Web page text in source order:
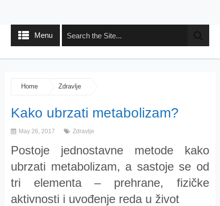
Menu
Home Zdravlje
Kako ubrzati metabolizam?
May 26, 2017 Zdravlje
Postoje jednostavne metode kako
ubrzati metabolizam, a sastoje se od
tri elementa – prehrane, fizičke
aktivnosti i uvođenje reda u život